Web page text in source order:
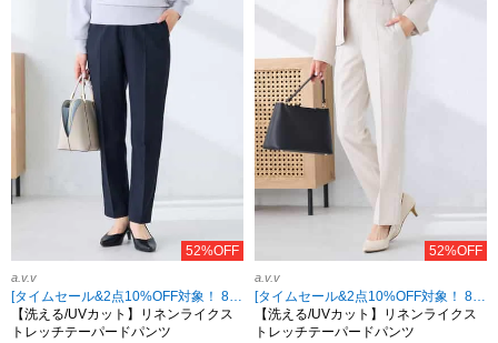
52%OFF
a.v.v
[タイムセール&2点10%OFF対象！ 8/18 8:59まで]
【洗える/UVカット】リネンライクス
トレッチテーパードパンツ
52%OFF
a.v.v
[タイムセール&2点10%OFF対象！ 8/18 8:59まで]
【洗える/UVカット】リネンライクス
トレッチテーパードパンツ